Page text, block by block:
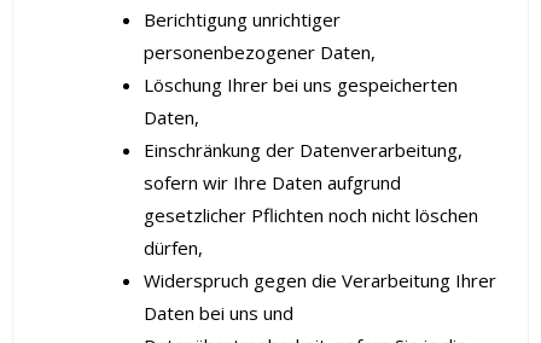
Berichtigung unrichtiger
personenbezogener Daten,
Löschung Ihrer bei uns gespeicherten
Daten,
Einschränkung der Datenverarbeitung,
sofern wir Ihre Daten aufgrund
gesetzlicher Pflichten noch nicht löschen
dürfen,
Widerspruch gegen die Verarbeitung Ihrer
Daten bei uns und